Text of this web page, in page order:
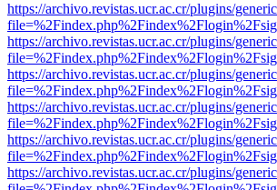
https://archivo.revistas.ucr.ac.cr/plugins/
https://archivo.revistas.ucr.ac.cr/plugins/
https://archivo.revistas.ucr.ac.cr/plugins/
https://archivo.revistas.ucr.ac.cr/plugins/
https://archivo.revistas.ucr.ac.cr/plugins/
https://archivo.revistas.ucr.ac.cr/plugins/